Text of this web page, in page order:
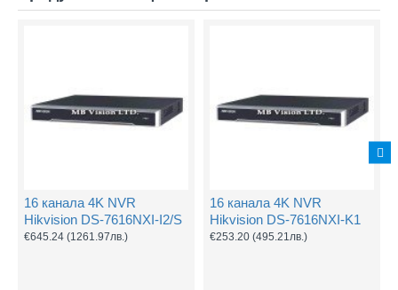
16 канала 4K NVR
Hikvision DS-7616NXI-I2/S
€645.24 (1261.97лв.)
16 канала 4K NVR
Hikvision DS-7616NXI-K1
€253.20 (495.21лв.)